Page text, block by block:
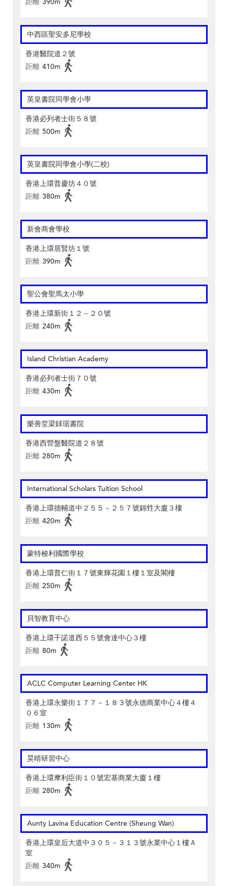
距離 390m
中西區聖安多尼學校
香港醫院道２號
距離 410m
英皇書院同學會小學
香港必列者士街５８號
距離 500m
英皇書院同學會小學(二校)
香港上環普慶坊４０號
距離 380m
新會商會學校
香港上環居賢坊１號
距離 390m
聖公會聖馬太小學
香港上環新街１２－２０號
距離 240m
Island Christian Academy
香港必列者士街７０號
距離 430m
樂善堂梁銶琚書院
香港西營盤醫院道２８號
距離 280m
International Scholars Tuition School
香港上環德輔道中２５５－２５７號錦甡大廈３樓
距離 420m
蒙特梭利國際學校
香港上環普仁街１７號東輝花園１樓１室及閣樓
距離 250m
貝智教育中心
香港上環干諾道西５５號會達中心３樓
距離 80m
ACLC Computer Learning Center HK
香港上環永樂街１７７－１８３號永德商業中心４樓４
０６室
距離 130m
昊晴研習中心
香港上環摩利臣街１０號宏基商業大廈１樓
距離 280m
Aunty Lavina Education Centre (Sheung Wan)
香港上環皇后大道中３０５－３１３號永業中心１樓Ａ
室
距離 340m